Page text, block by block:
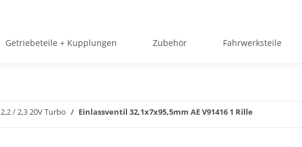
Getriebeteile + Kupplungen Zubehör Fahrwerksteile
2,2 / 2,3 20V Turbo Einlassventil 32,1x7x95,5mm AE V91416 1 Rille